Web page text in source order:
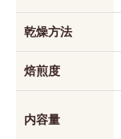
乾燥方法
焙煎度
内容量